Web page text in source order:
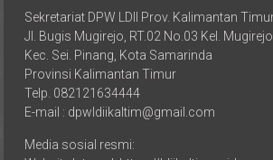
Sekretariat DPW LDII Prov. Kalimantan Timur
Jl. Bugis Mugirejo, RT.02 No.03 Kel. Mugirejo
Kec. Sei. Pinang, Kota Samarinda
Provinsi Kalimantan Timur
Telp. 082121634444